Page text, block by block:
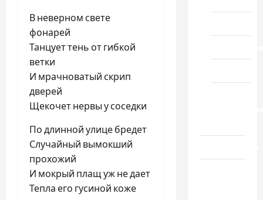
В неверном свете
фонарей
Танцует тень от гибкой
ветки
И мрачноватый скрип
дверей
Щекочет нервы у соседки
По длинной улице бредет
Случайный вымокший
прохожий
И мокрый плащ уж не дает
Тепла его гусиной коже